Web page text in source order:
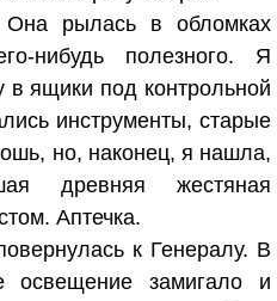
Она рылась в обломках
нибудь полезного. Я
в ящики под контрольной
инструменты, старые
но, наконец, я нашла,
древняя жестяная
Аптечка.
к Генералу. В
освещение замигало и